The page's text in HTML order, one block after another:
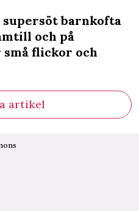
supersöt barnkofta
och på
flickor och
artikel